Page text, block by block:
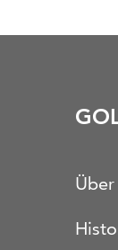
Über